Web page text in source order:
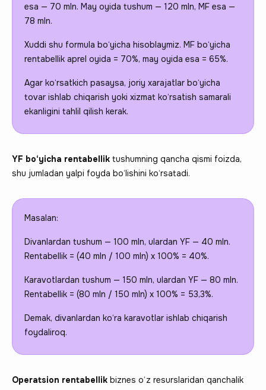
esa — 70 mln. May oyida tushum — 120 mln, MF esa —
78 mln.
Xuddi shu formula bo‘yicha hisoblaymiz. MF bo‘yicha
rentabellik aprel oyida = 70%, may oyida esa = 65%.
Agar ko‘rsatkich pasaysa, joriy xarajatlar bo‘yicha
tovar ishlab chiqarish yoki xizmat ko‘rsatish samarali
ekanligini tahlil qilish kerak.
YF bo‘yicha rentabellik tushumning qancha qismi foizda,
shu jumladan yalpi foyda bo‘lishini ko‘rsatadi.
Masalan:
Divanlardan tushum — 100 mln, ulardan YF — 40 mln.
Rentabellik = (40 mln / 100 mln) x 100% = 40%.
Karavotlardan tushum — 150 mln, ulardan YF — 80 mln.
Rentabellik = (80 mln / 150 mln) x 100% = 53,3%.
Demak, divanlardan ko‘ra karavotlar ishlab chiqarish
foydaliroq.
Operatsion rentabellik biznes o‘z resurslaridan qanchalik